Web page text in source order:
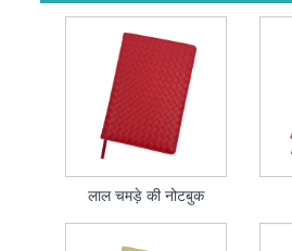
लाल चमड़े की नोटबुक